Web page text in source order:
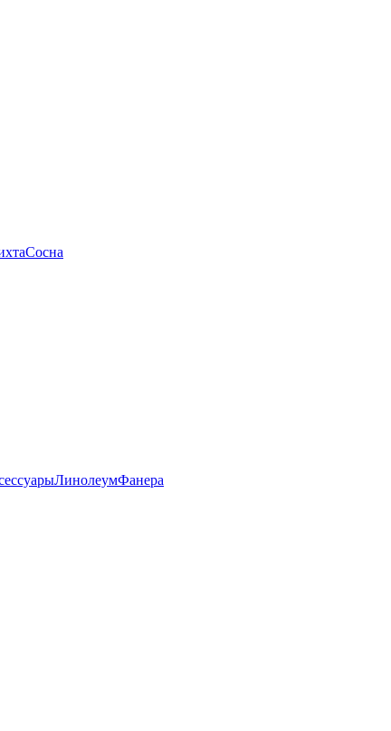
Сосна
ЛинолеумФанера